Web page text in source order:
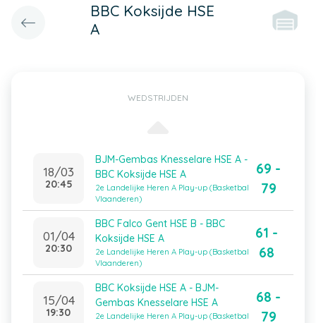
BBC Koksijde HSE
A
WEDSTRIJDEN
18/03
20:45
BJM-Gembas Knesselare HSE A -
BBC Koksijde HSE A
2e Landelijke Heren A Play-up (Basketbal
Vlaanderen)
69 -
79
01/04
20:30
BBC Falco Gent HSE B - BBC
Koksijde HSE A
2e Landelijke Heren A Play-up (Basketbal
Vlaanderen)
61 -
68
15/04
19:30
BBC Koksijde HSE A - BJM-
Gembas Knesselare HSE A
2e Landelijke Heren A Play-up (Basketbal
68 -
79